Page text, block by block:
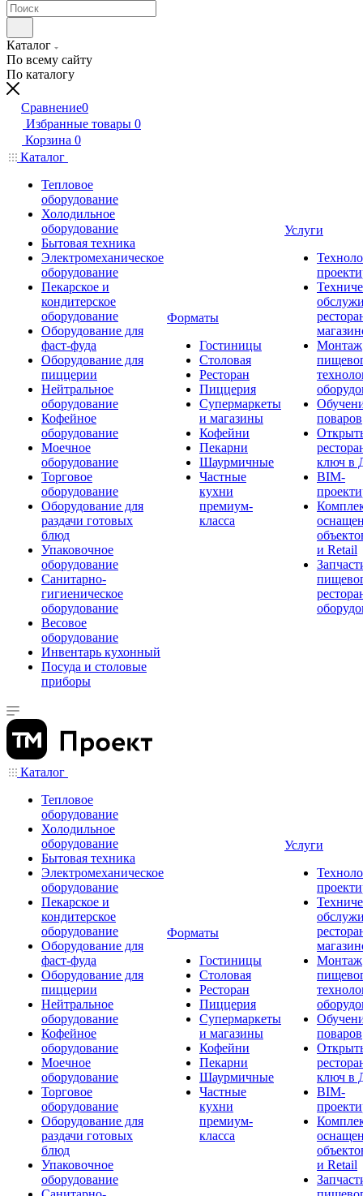
Каталог
По всему сайту
По каталогу
Сравнение0
Избранные товары 0
Корзина 0
Каталог
Тепловое
оборудование
Холодильное
оборудование
Бытовая техника
Электромеханическое
оборудование
Пекарское и
кондитерское
оборудование
Оборудование для
фаст-фуда
Оборудование для
пиццерии
Нейтральное
оборудование
Кофейное
оборудование
Моечное
оборудование
Торговое
оборудование
Оборудование для
раздачи готовых
блюд
Упаковочное
оборудование
Санитарно-
гигиеническое
оборудование
Весовое
оборудование
Инвентарь кухонный
Посуда и столовые
приборы
Форматы
Гостиницы
Столовая
Ресторан
Пиццерия
Супермаркеты
и магазины
Кофейни
Пекарни
Шаурмичные
Частные
кухни
премиум-
класса
Услуги
Монтаж
поваров
ключ в
BIM-
и Retail
Каталог
Тепловое
оборудование
Холодильное
оборудование
Бытовая техника
Электромеханическое
оборудование
Пекарское и
кондитерское
оборудование
Оборудование для
фаст-фуда
Оборудование для
пиццерии
Нейтральное
оборудование
Кофейное
оборудование
Моечное
оборудование
Торговое
оборудование
Оборудование для
раздачи готовых
блюд
Упаковочное
оборудование
Форматы
Гостиницы
Столовая
Ресторан
Пиццерия
Супермаркеты
и магазины
Кофейни
Пекарни
Шаурмичные
Частные
кухни
премиум-
класса
Услуги
Монтаж
поваров
ключ в
BIM-
и Retail